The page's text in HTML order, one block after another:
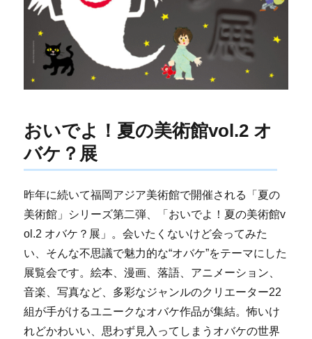
おいでよ！夏の美術館vol.2 オ
バケ？展
昨年に続いて福岡アジア美術館で開催される「夏の
美術館」シリーズ第二弾、「おいでよ！夏の美術館v
ol.2 オバケ？展」。会いたくないけど会ってみた
い、そんな不思議で魅力的な“オバケ”をテーマにした
展覧会です。絵本、漫画、落語、アニメーション、
音楽、写真など、多彩なジャンルのクリエーター22
組が手がけるユニークなオバケ作品が集結。怖いけ
れどかわいい、思わず見入ってしまうオバケの世界